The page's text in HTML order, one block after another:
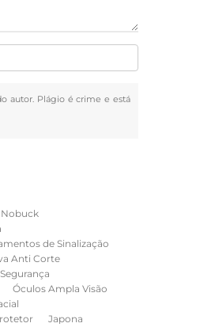
autor. Plágio é crime e está
Nobuck
de Sinalização
Anti Corte
Óculos Ampla Visão
Japona